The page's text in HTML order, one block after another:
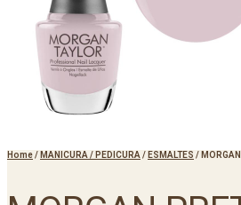
Home/ MANICURA / PEDICURA / ESMALTES /